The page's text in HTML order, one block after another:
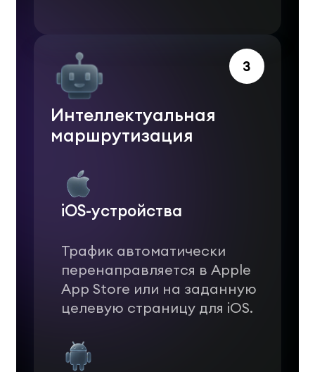
Интеллектуальная
маршрутизация
iOS-устройства
Трафик автоматически
перенаправляется в Apple
App Store или на заданную
целевую страницу для iOS.
3